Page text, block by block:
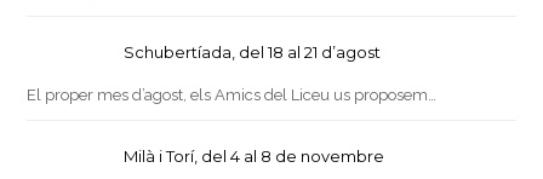
Schubertíada, del 18 al 21 d’agost
El proper mes d’agost, els Amics del Liceu us proposem…
Milà i Torí, del 4 al 8 de novembre